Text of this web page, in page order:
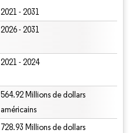
2021 - 2031
2026 - 2031
2021 - 2024
564.92 Millions de dollars
américains
728.93 Millions de dollars